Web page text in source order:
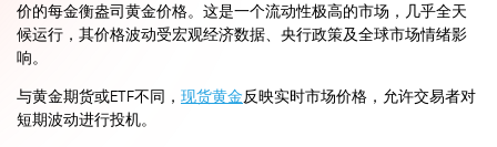
价的每金衡盎司黄金价格。这是一个流动性极高的市场，几乎全天
候运行，其价格波动受宏观经济数据、央行政策及全球市场情绪影
响。
与黄金期货或ETF不同， 现货黄金反映实时市场价格，允许交易者对
短期波动进行投机。